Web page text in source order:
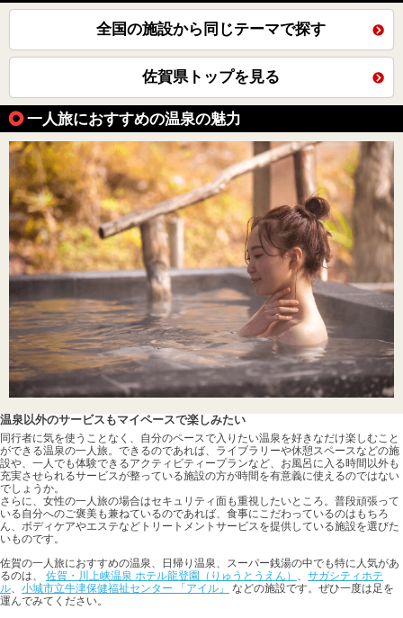
全国の施設から同じテーマで探す
佐賀県トップを見る
一人旅におすすめの温泉の魅力
温泉以外のサービスもマイペースで楽しみたい
同行者に気を使うことなく、自分のペースで入りたい温泉を好きなだけ楽しむこと
ができる温泉の一人旅。できるのであれば、ライブラリーや休憩スペースなどの施
設や、一人でも体験できるアクティビティープランなど、お風呂に入る時間以外も
充実させられるサービスが整っている施設の方が時間を有意義に使えるのではない
でしょうか。
さらに、女性の一人旅の場合はセキュリティ面も重視したいところ。普段頑張って
いる自分へのご褒美も兼ねているのであれば、食事にこだわっているのはもちろ
ん、ボディケアやエステなどトリートメントサービスを提供している施設を選びた
いものです。
佐賀の一人旅におすすめの温泉、日帰り温泉、スーパー銭湯の中でも特に人気があ
るのは、 佐賀・川上峡温泉 ホテル龍登園（りゅうとうえん） 、 サガシティホテ
ル、 小城市立牛津保健福祉センター 「アイル」
などの施設です。ぜひ一度は足を
運んでみてください。